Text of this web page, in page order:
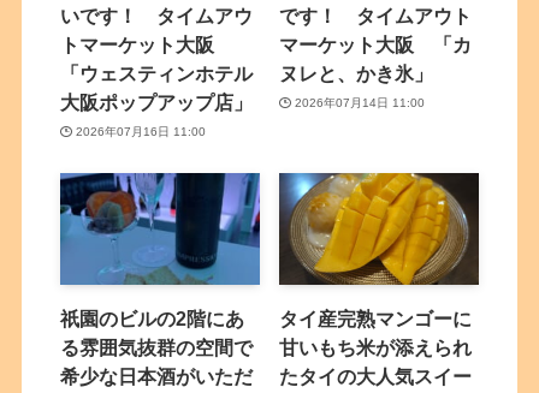
いです！ タイムアウ
トマーケット大阪
「ウェスティンホテル
大阪ポップアップ店」
2026年07月16日 11:00
です！ タイムアウト
マーケット大阪 「カ
ヌレと、かき氷」
2026年07月14日 11:00
祇園のビルの2階にあ
る雰囲気抜群の空間で
希少な日本酒がいただ
タイ産完熟マンゴーに
甘いもち米が添えられ
たタイの大人気スイー